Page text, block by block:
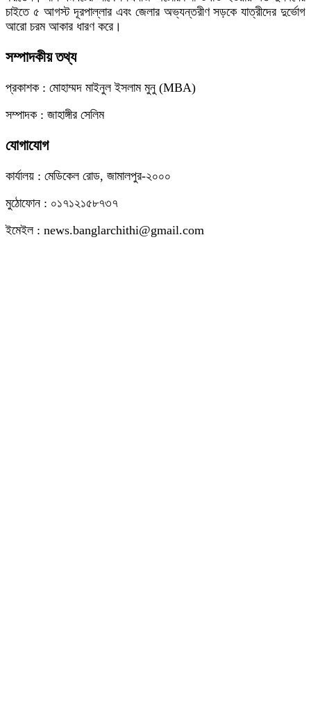
চাইতে ৫ আগস্ট দূরপাল্লার এবং জেলার অভ্যন্তরীণ সড়কে যাত্রীদের দুর্ভোগ
আরো চরম আকার ধারণ করে।
সম্পাদকীয় তথ্য
প্রকাশক : মোহাম্মদ মাইনুল ইসলাম মুনু (MBA)
সম্পাদক : জাহাঙ্গীর সেলিম
যোগাযোগ
কার্যালয় : মেডিকেল রোড, জামালপুর-২০০০
মুঠোফোন : ০১৭১২১৫৮৭৩৭
ইমেইল : news.banglarchithi@gmail.com